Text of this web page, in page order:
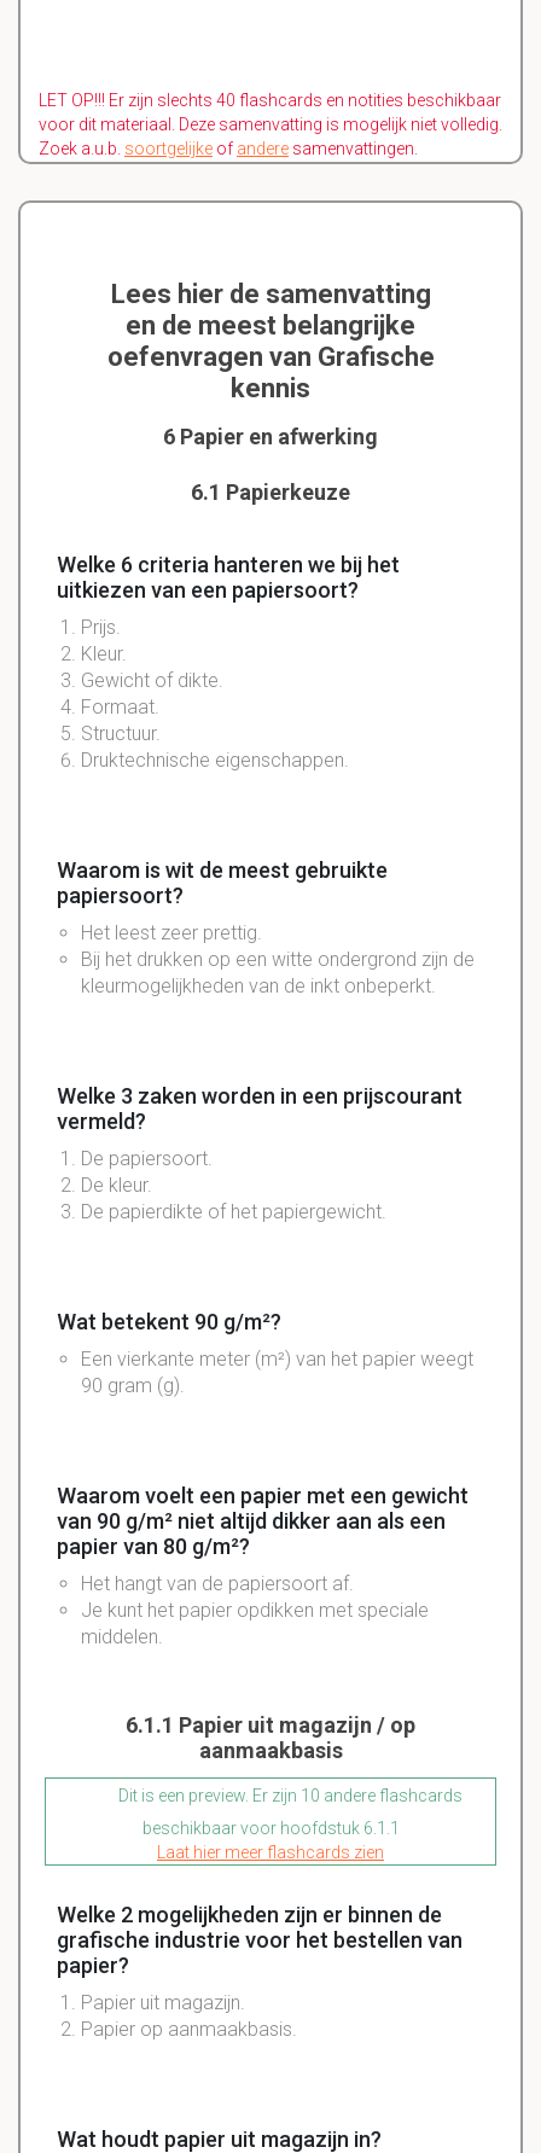
LET OP!!! Er zijn slechts 40 flashcards en notities beschikbaar
voor dit materiaal. Deze samenvatting is mogelijk niet volledig.
Zoek a.u.b. soortgelijke of andere samenvattingen.
Lees hier de samenvatting
en de meest belangrijke
oefenvragen van Grafische
kennis
6 Papier en afwerking
6.1 Papierkeuze
Welke 6 criteria hanteren we bij het
uitkiezen van een papiersoort?
Prijs.
Kleur.
Gewicht of dikte.
Formaat.
Structuur.
Druktechnische eigenschappen.
Waarom is wit de meest gebruikte
papiersoort?
Het leest zeer prettig.
Bij het drukken op een witte ondergrond zijn de
kleurmogelijkheden van de inkt onbeperkt.
Welke 3 zaken worden in een prijscourant
vermeld?
De papiersoort.
De kleur.
De papierdikte of het papiergewicht.
Wat betekent 90 g/m²?
Een vierkante meter (m²) van het papier weegt
90 gram (g).
Waarom voelt een papier met een gewicht
van 90 g/m² niet altijd dikker aan als een
papier van 80 g/m²?
Het hangt van de papiersoort af.
Je kunt het papier opdikken met speciale
middelen.
6.1.1 Papier uit magazijn / op
aanmaakbasis
Dit is een preview. Er zijn 10 andere flashcards
beschikbaar voor hoofdstuk 6.1.1
Laat hier meer flashcards zien
Welke 2 mogelijkheden zijn er binnen de
grafische industrie voor het bestellen van
papier?
Papier uit magazijn.
Papier op aanmaakbasis.
Wat houdt papier uit magazijn in?